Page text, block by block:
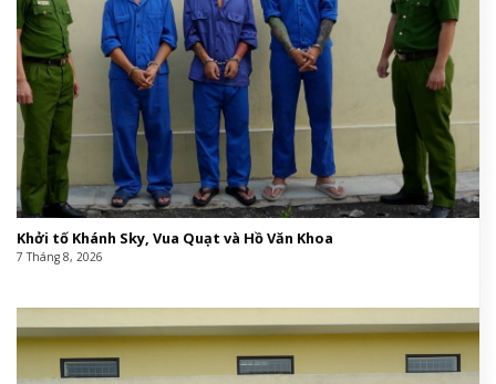
Khởi tố Khánh Sky, Vua Quạt và Hồ Văn Khoa
7 Tháng 8, 2026